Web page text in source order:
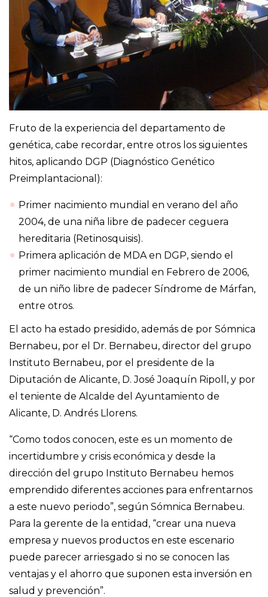
Fruto de la experiencia del departamento de
genética, cabe recordar, entre otros los siguientes
hitos, aplicando DGP (Diagnóstico Genético
Preimplantacional):
Primer nacimiento mundial en verano del año
2004, de una niña libre de padecer ceguera
hereditaria (Retinosquisis).
Primera aplicación de MDA en DGP, siendo el
primer nacimiento mundial en Febrero de 2006,
de un niño libre de padecer Síndrome de Márfan,
entre otros.
El acto ha estado presidido, además de por Sómnica
Bernabeu, por el Dr. Bernabeu, director del grupo
Instituto Bernabeu, por el presidente de la
Diputación de Alicante, D. José Joaquín Ripoll, y por
el teniente de Alcalde del Ayuntamiento de
Alicante, D. Andrés Llorens.
“Como todos conocen, este es un momento de
incertidumbre y crisis económica y desde la
dirección del grupo Instituto Bernabeu hemos
emprendido diferentes acciones para enfrentarnos
a este nuevo periodo”, según Sómnica Bernabeu.
Para la gerente de la entidad, “crear una nueva
empresa y nuevos productos en este escenario
puede parecer arriesgado si no se conocen las
ventajas y el ahorro que suponen esta inversión en
salud y prevención”.